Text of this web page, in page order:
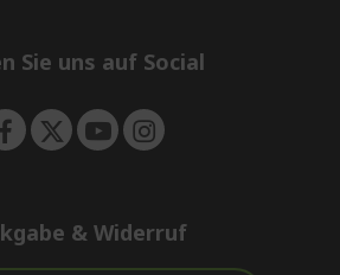
e
Sie uns auf Social
& Widerruf